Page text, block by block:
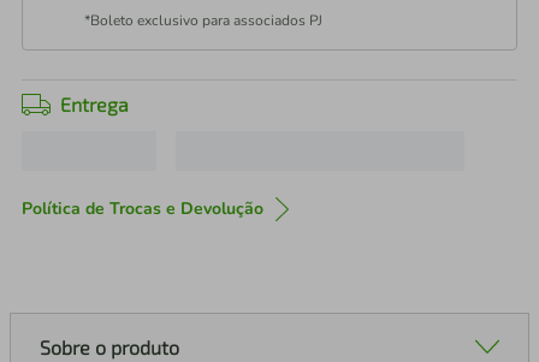
*Boleto exclusivo para associados PJ
Entrega
Política de Trocas e Devolução
Sobre o produto